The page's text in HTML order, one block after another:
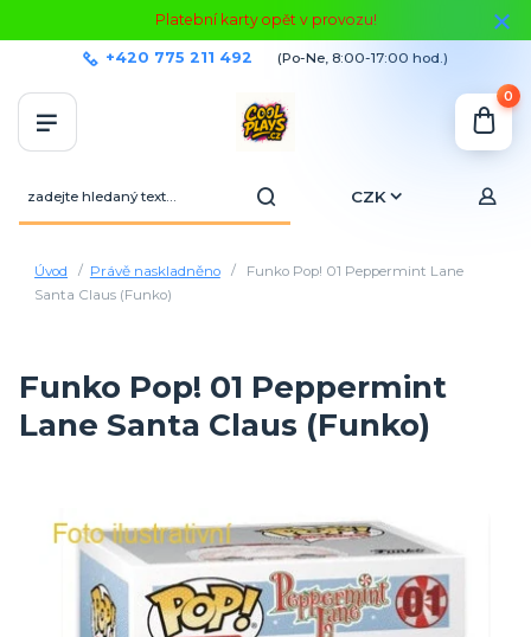
Platební karty opět v provozu!
CZK
+420 775 211 492 (Po-Ne, 8:00-17:00 hod.)
0
Úvod Právě naskladněno
Funko Pop! 01 Peppermint Lane
Santa Claus (Funko)
Funko Pop! 01 Peppermint
Lane Santa Claus (Funko)